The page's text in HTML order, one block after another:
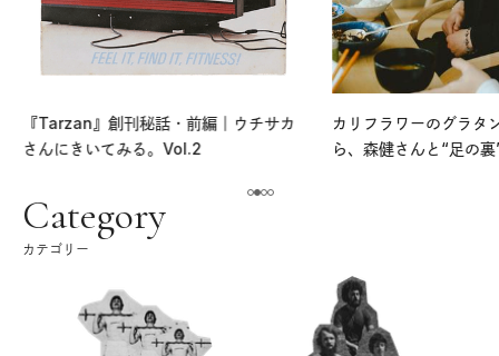
『Tarzan』創刊秘話・前編｜ウチサカ
さんにきいてみる。Vol.2
カリフラワーのグラタ
ら、森健さんと“足の
Category
カテゴリー